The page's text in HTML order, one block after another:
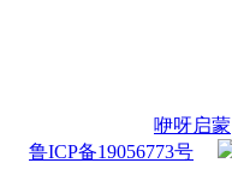
咿呀启蒙
鲁ICP备19056773号